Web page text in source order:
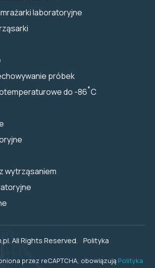
laboratoryjne
próbek
do -86˚C
wytrząsaniem
All Rights Reserved.
Polityka
przez reCAPTCHA, obowiązują Polityka